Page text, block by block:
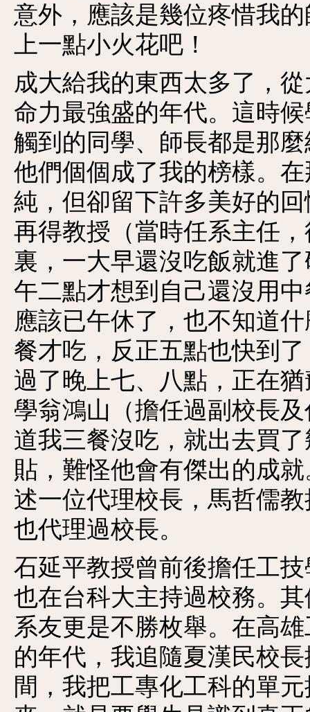
意外，應該是幾位疼惜我
上一點小火花吧！
成大給我的東西太多了，
命力最強盛的年代。這時
觸到的同學、師長都是那
他們個個成了我的榜樣。
純，但卻留下許多美好的
再得教授（當時任系主任
裏，一大早還沒吃飯就進
午二點才想到自己還沒用
應該已午休了，也不知道
餐才吃，反正五點也快到
過了晚上七、八點，正在
學翁鴻山（擔任過副校長
道我三餐沒吃，就出去買
貼，難怪他會有傑出的成
述一位代理校長，馬哲儒
也代理過校長。
石延平教授曾前後擔任工
也在台科大主持過校務。
系友更是不勝枚舉。在高
的年代，我追隨夏漢民校
間，我把工專化工科的單